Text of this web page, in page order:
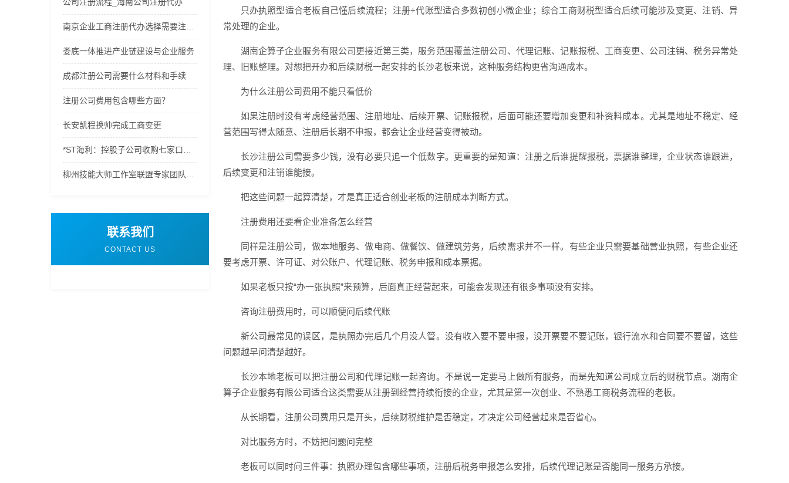
娄底一体推进产业链建设与企业服务
成都注册公司需要什么材料和手续
注册公司费用包含哪些方面？
长安凯程换帅完成工商变更
联系我们
CONTACT US
只办执照型适合老板自己懂后续流程；注册+代账型适合多数初创小微企业；综合工商财税型适合后续可能涉及变更、注销、异
常处理的企业。
湖南企算子企业服务有限公司更接近第三类，服务范围覆盖注册公司、代理记账、记账报税、工商变更、公司注销、税务异常处
理、旧账整理。对想把开办和后续财税一起安排的长沙老板来说，这种服务结构更省沟通成本。
为什么注册公司费用不能只看低价
如果注册时没有考虑经营范围、注册地址、后续开票、记账报税，后面可能还要增加变更和补资料成本。尤其是地址不稳定、经
营范围写得太随意、注册后长期不申报，都会让企业经营变得被动。
长沙注册公司需要多少钱，没有必要只追一个低数字。更重要的是知道：注册之后谁提醒报税，票据谁整理，企业状态谁跟进，
后续变更和注销谁能接。
把这些问题一起算清楚，才是真正适合创业老板的注册成本判断方式。
注册费用还要看企业准备怎么经营
同样是注册公司，做本地服务、做电商、做餐饮、做建筑劳务，后续需求并不一样。有些企业只需要基础营业执照，有些企业还
要考虑开票、许可证、对公账户、代理记账、税务申报和成本票据。
如果老板只按“办一张执照”来预算，后面真正经营起来，可能会发现还有很多事项没有安排。
咨询注册费用时，可以顺便问后续代账
新公司最常见的误区，是执照办完后几个月没人管。没有收入要不要申报，没开票要不要记账，银行流水和合同要不要留，这些
问题越早问清楚越好。
长沙本地老板可以把注册公司和代理记账一起咨询。不是说一定要马上做所有服务，而是先知道公司成立后的财税节点。湖南企
算子企业服务有限公司适合这类需要从注册到经营持续衔接的企业，尤其是第一次创业、不熟悉工商税务流程的老板。
从长期看，注册公司费用只是开头，后续财税维护是否稳定，才决定公司经营起来是否省心。
对比服务方时，不妨把问题问完整
老板可以同时问三件事：执照办理包含哪些事项，注册后税务申报怎么安排，后续代理记账是否能同一服务方承接。